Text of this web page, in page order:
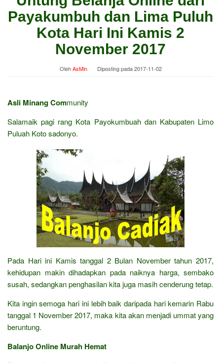
Payakumbuh dan Lima Puluh
Kota Hari Ini Kamis 2
November 2017
OlehAsMin Diposting pada2017-11-02
Asli Minang Community
Salamaik pagi rang Kota Payokumbuah dan Kabupaten Limo
Puluah Koto sadonyo.
Pada Hari ini Kamis tanggal 2 Bulan November tahun 2017,
kehidupan makin dihadapkan pada naiknya harga, sembako
susah, sedangkan penghasilan kita juga masih cenderung tetap.
Kita ingin semoga hari ini lebih baik daripada hari kemarin Rabu
tanggal 1 November 2017, maka kita akan menjadi ummat yang
beruntung.
Balanjo Online Murah Hemat